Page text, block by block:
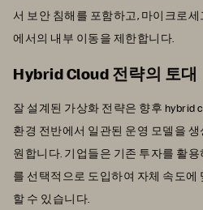
서 보안 침해를 포함하고, 마이크로
에서의 내부 이동을 제한합니다.
Hybrid Cloud 전략의 토대
잘 설계된 가상화 전략은 향후 hybrid
환경 전반에서 일관된 운영 모델을
원합니다. 기업들은 기존 투자를 활
를 선택적으로 도입하여 자체 속도
할 수 있습니다.